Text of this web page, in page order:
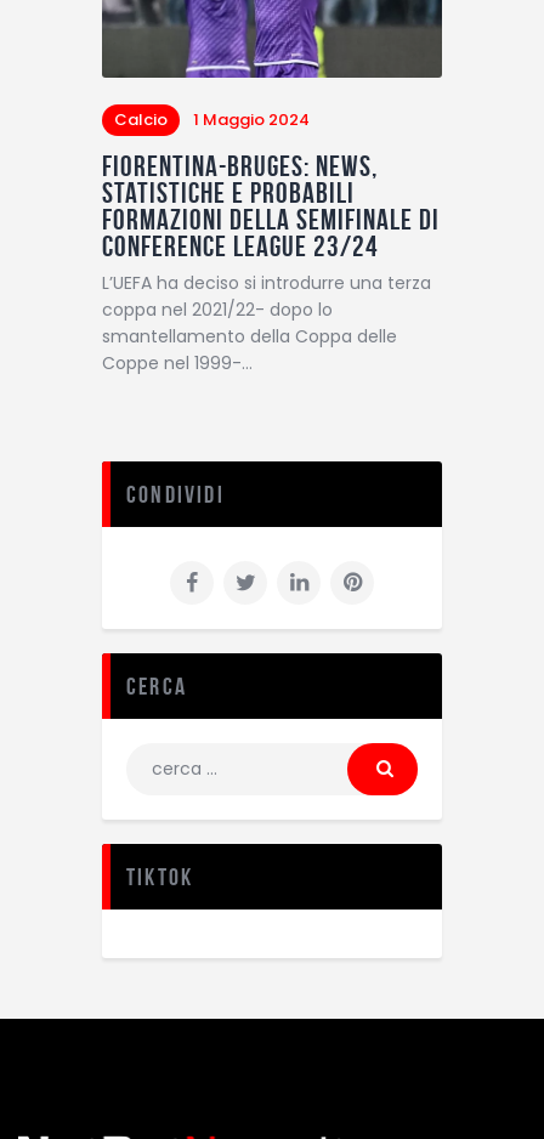
Calcio 1 Maggio 2024
Fiorentina-Bruges: news,
statistiche e probabili
formazioni della semifinale di
Conference League 23/24
L’UEFA ha deciso si introdurre una terza
coppa nel 2021/22- dopo lo
smantellamento della Coppa delle
Coppe nel 1999-…
Condividi
Cerca
TikTok